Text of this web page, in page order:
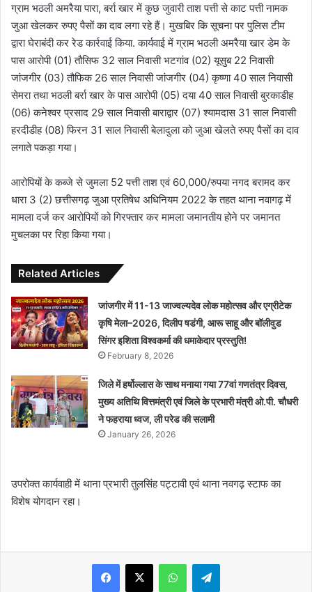
ग्राम भठली अमरैया पारा, बर्रा खार में कुछ जुवारी ताश पत्ती से काट पत्ती नामक
जुआ खेलकर रुपए पैसों का दाव लगा रहे हैं। मुखबिर कि सूचना पर पुलिस टीम
द्वारा घेराबंदी कर रेड कार्रवाई किया. कार्यवाई में ग्राम भठली अमरैया खार डेम के
पास आरोपी (01) तौसिफ 32 साल निवासी भटगांव (02) यूसुब 22 निवासी
जांजगीर (03) तौफिक 26 साल निवासी जांजगीर (04) कृष्णा 40 साल निवासी
सेमरा तथा भठली बर्रा खार के पास आरोपी (05) दया 40 साल निवासी बुरकाडीह
(06) कनेश्वर प्रसाद 29 साल निवासी बाराद्वार (07) श्यामदास 31 साल निवासी
हरदीडीह (08) फिरन 31 साल निवासी बेलादुला को जुआ खेलते रुपए पैसों का दाव
लगाते पकड़ा गया।
आरोपियों के कब्जे से जुमला 52 पत्ती ताश एवं 60,000/रुपया नगद बरामद कर
धारा 3 (2) छत्तीसगढ़ जुआ प्रतिषेध अधिनियम 2022 के तहत थाना नवागढ़ में
मामला दर्ज कर आरोपियों को गिरफ्तार कर मामला जमानतीय होने पर जमानत
मुचलका पर रिहा किया गया।
Related Articles
जांजगीर में 11-13 जाज्वल्यदेव लोक महोत्सव और एग्रीटेक
कृषि मेला–2026, दिलीप षडंगी, आरू साहू और बॉलीवुड
सिंगर इशिता विश्वकर्मा की धमाकेदार प्रस्तुति!
February 8, 2026
जिले में हर्षोल्लास के साथ मनाया गया 77वां गणतंत्र दिवस,
मुख्य अतिथि वित्तमंत्री एवं जिले के प्रभारी मंत्री ओ.पी. चौधरी
ने फहराया ध्वज, ली परेड की सलामी
January 26, 2026
उपरोक्त कार्यवाही में थाना प्रभारी तुलसिंह पट्टावी एवं थाना नवगढ़ स्टाफ का
विशेष योगदान रहा।
WhatsAppTelegram